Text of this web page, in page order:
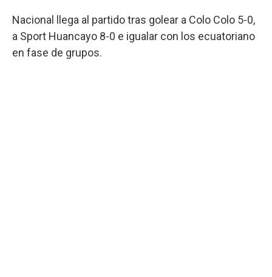
Nacional llega al partido tras golear a Colo Colo 5-0,
a Sport Huancayo 8-0 e igualar con los ecuatoriano
en fase de grupos.